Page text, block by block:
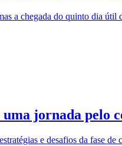
a chegada do quinto dia
jornada pelo
e desafios da fase de